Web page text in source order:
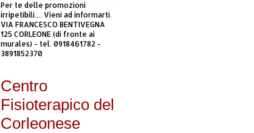
Per te delle promozioni
irripetibili.... Vieni ad informarti.
VIA FRANCESCO BENTIVEGNA
125 CORLEONE (di fronte ai
murales) - tel. 0918461782 -
3891852370
Centro
Fisioterapico del
Corleonese